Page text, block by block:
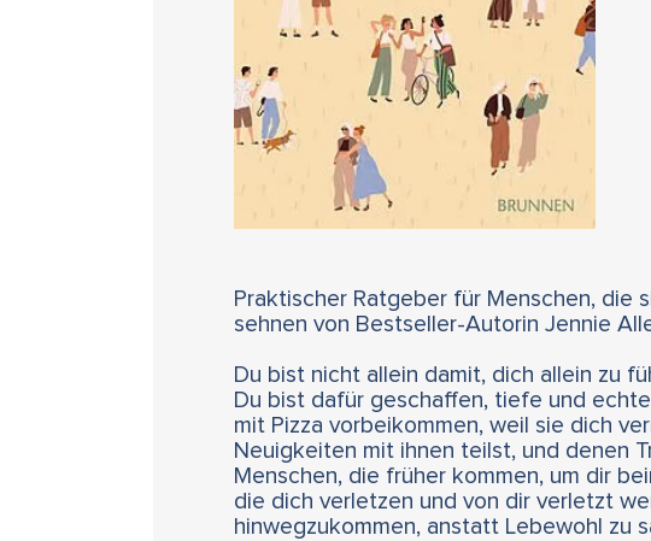
Praktischer Ratgeber für Menschen, die
sehnen von Bestseller-Autorin Jennie
Du bist nicht allein damit, dich allein zu
Du bist dafür geschaffen, tiefe und
mit Pizza vorbeikommen, weil sie dich
Neuigkeiten mit ihnen teilst, und denen
Menschen, die früher kommen, um dir
die dich verletzen und von dir verletzt
hinwegzukommen, anstatt Lebewohl zu